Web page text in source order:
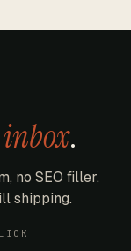
inbox.
no SEO filler.
shipping.